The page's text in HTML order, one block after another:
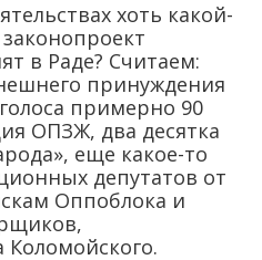
хоть какой-
в Раде? Считаем:
принуждения
примерно 90
ОПЗЖ, два десятка
еще какое-то
депутатов от
Оппоблока и